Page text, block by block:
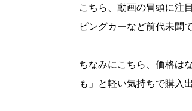
こちら、動画の冒頭に注
ピングカーなど前代未聞
ちなみにこちら、価格は
も」と軽い気持ちで購入